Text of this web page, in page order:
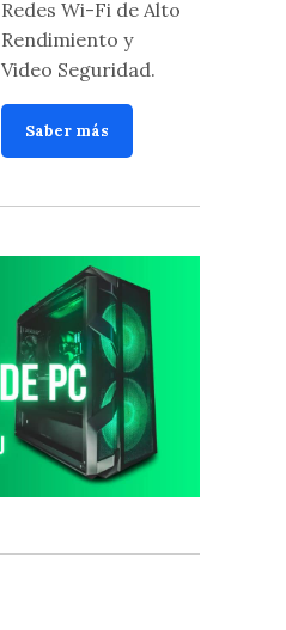
Redes Wi-Fi de Alto
Rendimiento y
Video Seguridad.
Saber más